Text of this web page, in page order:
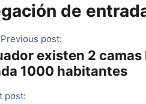
de
Previous post:
existen 2
1000 habitantes
post: